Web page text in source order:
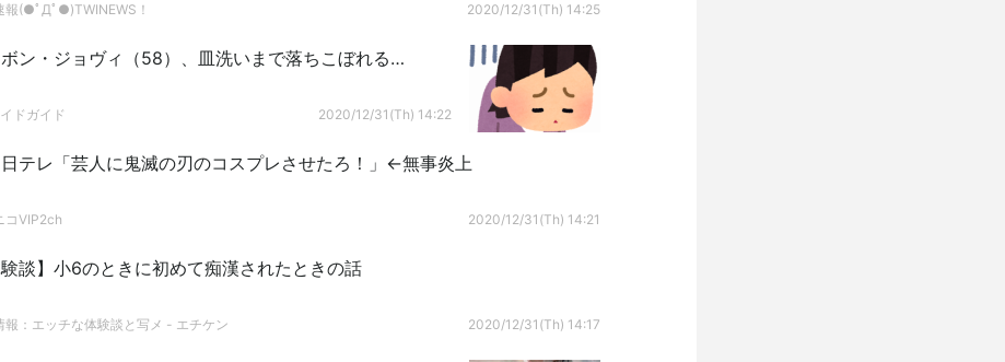
報(●ﾟДﾟ●)TWINEWS！ 2020/12/31(Th) 14:25
ボン・ジョヴィ（58）、皿洗いまで落ちこぼれる…
ドガイド 2020/12/31(Th) 14:22
日テレ「芸人に鬼滅の刃のコスプレさせたろ！」←無事炎上
コVIP2ch 2020/12/31(Th) 14:21
験談】小6のときに初めて痴漢されたときの話
報：エッチな体験談と写メ - エチケン 2020/12/31(Th) 14:17